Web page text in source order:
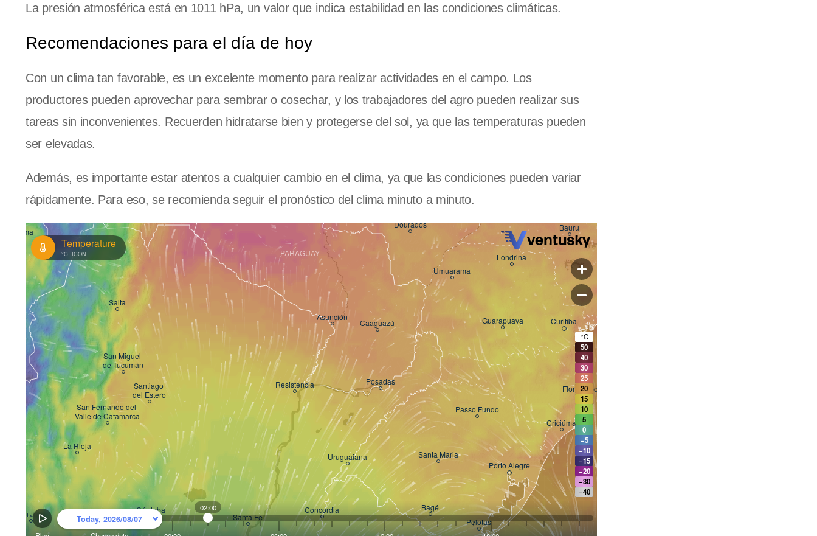
La presión atmosférica está en 1011 hPa, un valor que indica estabilidad en las condiciones climáticas.
Recomendaciones para el día de hoy
Con un clima tan favorable, es un excelente momento para realizar actividades en el campo. Los
productores pueden aprovechar para sembrar o cosechar, y los trabajadores del agro pueden realizar sus
tareas sin inconvenientes. Recuerden hidratarse bien y protegerse del sol, ya que las temperaturas pueden
ser elevadas.
Además, es importante estar atentos a cualquier cambio en el clima, ya que las condiciones pueden variar
rápidamente. Para eso, se recomienda seguir el pronóstico del clima minuto a minuto.